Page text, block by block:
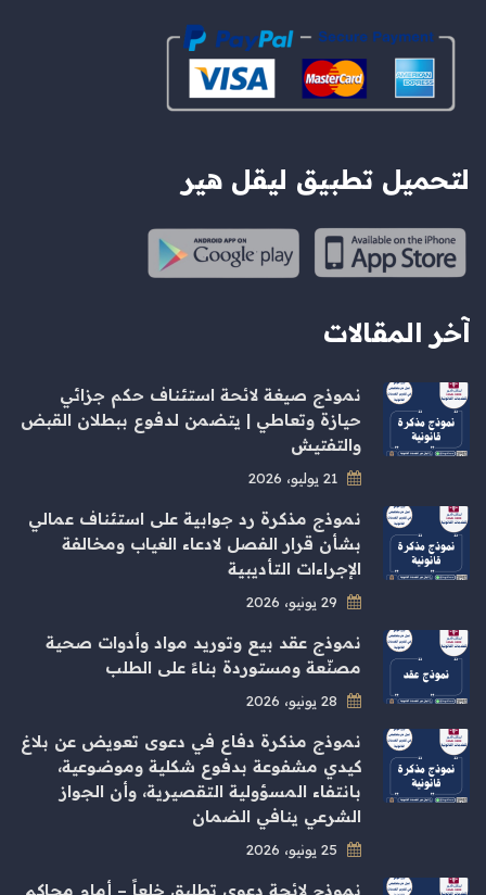
لتحميل تطبيق ليقل هير
آخر المقالات
نموذج صيغة لائحة استئناف حكم جزائي
حيازة وتعاطي | يتضمن لدفوع ببطلان القبض
والتفتيش
نموذج مذكرة رد جوابية على استئناف عمالي
بشأن قرار الفصل لادعاء الغياب ومخالفة
الإجراءات التأديبية
نموذج عقد بيع وتوريد مواد وأدوات صحية
مصنّعة ومستوردة بناءً على الطلب
نموذج مذكرة دفاع في دعوى تعويض عن بلاغ
كيدي مشفوعة بدفوع شكلية وموضوعية،
بانتفاء المسؤولية التقصيرية، وأن الجواز
الشرعي ينافي الضمان
نموذج لائحة دعوى تطليق خلعاً – أمام محاكم